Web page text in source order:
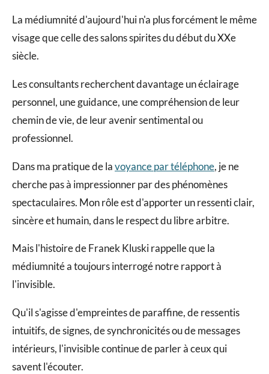
La médiumnité d'aujourd'hui n'a plus forcément le même
visage que celle des salons spirites du début du XXe
siècle.
Les consultants recherchent davantage un éclairage
personnel, une guidance, une compréhension de leur
chemin de vie, de leur avenir sentimental ou
professionnel.
Dans ma pratique de la voyance par téléphone, je ne
cherche pas à impressionner par des phénomènes
spectaculaires. Mon rôle est d'apporter un ressenti clair,
sincère et humain, dans le respect du libre arbitre.
Mais l'histoire de Franek Kluski rappelle que la
médiumnité a toujours interrogé notre rapport à
l'invisible.
Qu'il s'agisse d'empreintes de paraffine, de ressentis
intuitifs, de signes, de synchronicités ou de messages
intérieurs, l'invisible continue de parler à ceux qui
savent l'écouter.